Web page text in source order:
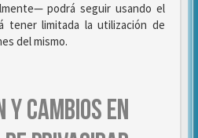
podrá seguir usando el
tener limitada la utilización de
del mismo.
Y CAMBIOS EN